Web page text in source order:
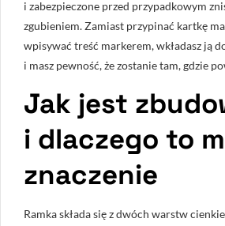
i zabezpieczone przed przypadkowym
zgubieniem. Zamiast przypinać kartkę
wpisywać treść markerem, wkładasz ją
i masz pewność, że zostanie tam, gdzie
Jak jest
i dlaczego to
znaczenie
Ramka składa się z dwóch warstw